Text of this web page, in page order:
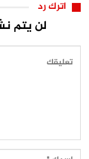
اترك رد
لن يتم